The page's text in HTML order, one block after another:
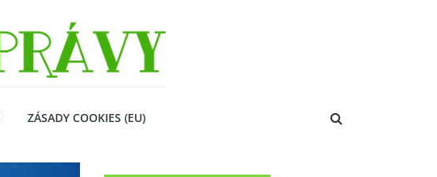
ZÁSADY COOKIES (EU)